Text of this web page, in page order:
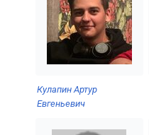
Кулапин Артур
Евгеньевич